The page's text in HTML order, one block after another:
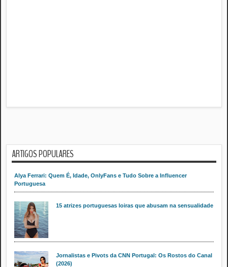
ARTIGOS POPULARES
Alya Ferrari: Quem É, Idade, OnlyFans e Tudo Sobre a Influencer
Portuguesa
15 atrizes portuguesas loiras que abusam na sensualidade
Jornalistas e Pivots da CNN Portugal: Os Rostos do Canal
(2026)